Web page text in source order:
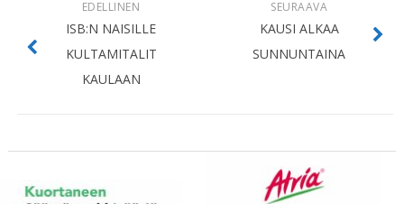
SEURAAVA
KAUSI ALKAA
SUNNUNTAINA
EDELLINEN
ISB:N NAISILLE
KULTAMITALIT
KAULAAN